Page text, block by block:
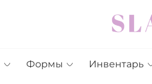
Формы Инвентарь